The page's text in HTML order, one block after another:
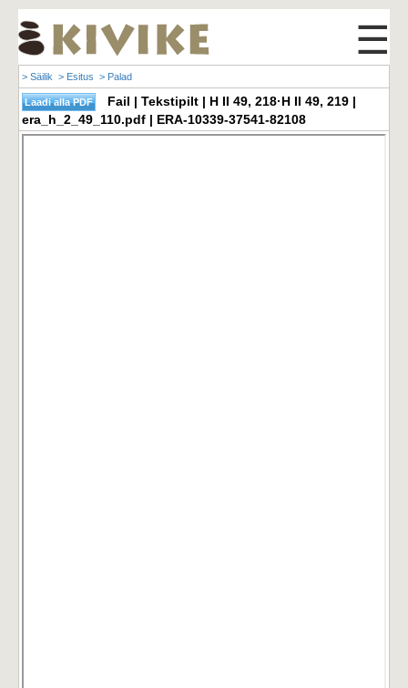
☰
> Säilik > Esitus > Palad
Fail | Tekstipilt | H II 49, 218·H II 49, 219 |
era_h_2_49_110.pdf | ERA-10339-37541-82108